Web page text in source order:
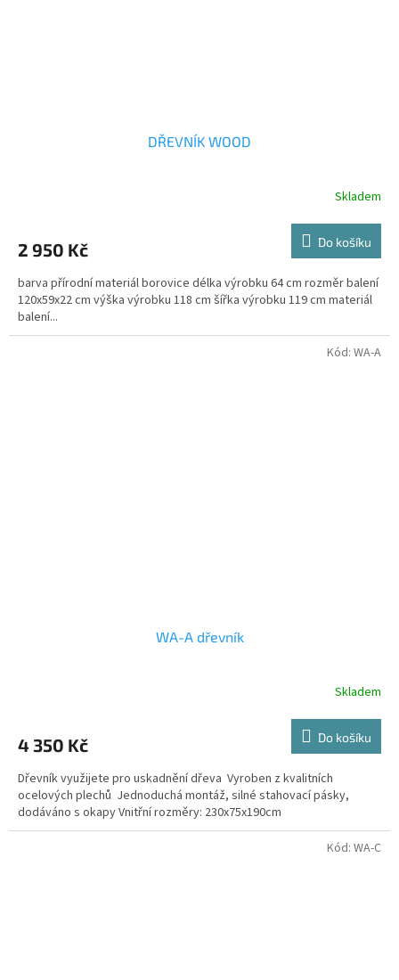
DŘEVNÍK WOOD
Skladem
2 950 Kč Do košíku
barva přírodní materiál borovice délka výrobku 64 cm rozměr balení
120x59x22 cm výška výrobku 118 cm šířka výrobku 119 cm materiál
balení...
WA-A dřevník
Skladem
4 350 Kč Do košíku
Dřevník využijete pro uskadnění dřeva Vyroben z kvalitních
ocelových plechů Jednoduchá montáž, silné stahovací pásky,
dodáváno s okapy Vnitřní rozměry: 230x75x190cm
Kód: WA-A
Kód: WA-C